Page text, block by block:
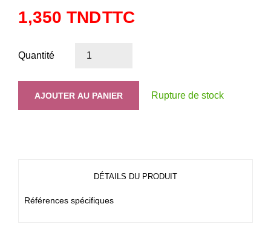
1,350 TNDTTC
Quantité
AJOUTER AU PANIER Rupture de stock
DÉTAILS DU PRODUIT
Références spécifiques